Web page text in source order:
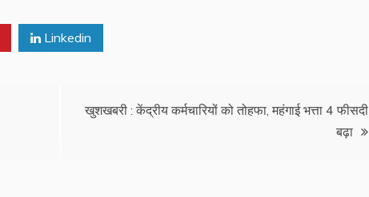
Linkedin
खुशखबरी : केंद्रीय कर्मचारियों को तोहफा, महंगाई भत्ता 4 फीसदी
बढ़ा